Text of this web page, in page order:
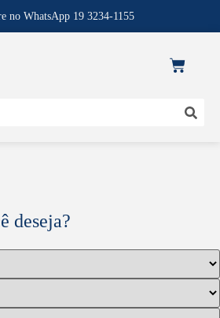
no WhatsApp 19 3234-1155
deseja?